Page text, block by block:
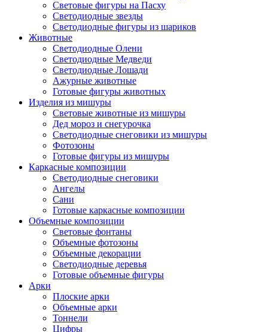
Световые фигуры на Пасху
Светодиодные звезды
Светодиодные фигуры из шариков
Животные
Светодиодные Олени
Светодиодные Медведи
Светодиодные Лошади
Ажурные животные
Готовые фигуры животных
Изделия из мишуры
Световые животные из мишуры
Дед мороз и снегурочка
Светодиодные снеговики из мишуры
Фотозоны
Готовые фигуры из мишуры
Каркасные композиции
Светодиодные снеговики
Ангелы
Сани
Готовые каркасные композиции
Объемные композиции
Световые фонтаны
Объемные фотозоны
Объемные декорации
Светодиодные деревья
Готовые объемные фигуры
Арки
Плоские арки
Объемные арки
Тоннели
Цифры